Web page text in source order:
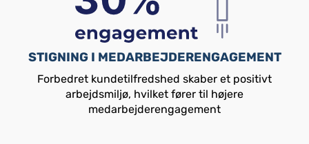
STIGNING I MEDARBEJDERENGAGEMENT
Forbedret kundetilfredshed skaber et positivt
arbejdsmiljø, hvilket fører til højere
medarbejderengagement